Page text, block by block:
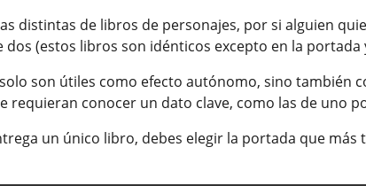
distintas de libros de personajes, por si alguien
dos (estos libros son idénticos excepto en la portada
son útiles como efecto autónomo, sino también
requieran conocer un dato clave, como las de uno
un único libro, debes elegir la portada que más